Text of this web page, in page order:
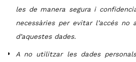
les de manera segura i
necessàries per evitar l’accés no
d’aquestes dades.
A no utilitzar les dades